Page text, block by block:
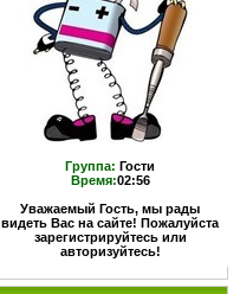
Группа: Гости
Время:02:56
Уважаемый Гость, мы рады
видеть Вас на сайте! Пожалуйста
зарегистрируйтесь или
авторизуйтесь!